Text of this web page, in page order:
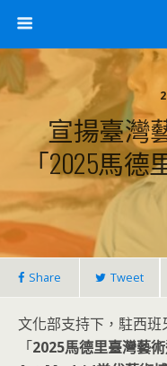
宣揚臺灣
「2025馬
Share Tweet
文化部支持下，駐西
「2025馬德里臺灣藝